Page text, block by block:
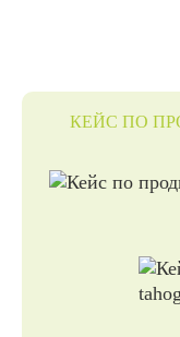
КЕЙС ПО